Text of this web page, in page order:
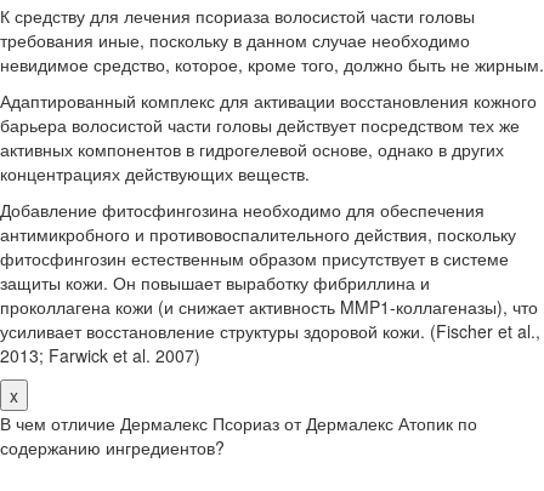
К средству для лечения псориаза волосистой части головы
требования иные, поскольку в данном случае необходимо
невидимое средство, которое, кроме того, должно быть не жирным.
Адаптированный комплекс для активации восстановления кожного
барьера волосистой части головы действует посредством тех же
активных компонентов в гидрогелевой основе, однако в других
концентрациях действующих веществ.
Добавление фитосфингозина необходимо для обеспечения
антимикробного и противовоспалительного действия, поскольку
фитосфингозин естественным образом присутствует в системе
защиты кожи. Он повышает выработку фибриллина и
проколлагена кожи (и снижает активность MMP1-коллагеназы), что
усиливает восстановление структуры здоровой кожи. (Fischer et al.,
2013; Farwick et al. 2007)
x
В чем отличие Дермалекс Псориаз от Дермалекс Атопик по
содержанию ингредиентов?